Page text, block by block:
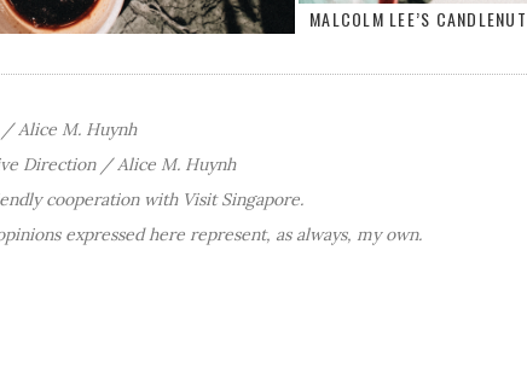
MALCOLM LEE’S CANDLENUT
/ Alice M. Huynh
Direction / Alice M. Huynh
cooperation with Visit Singapore.
expressed here represent, as always, my own.